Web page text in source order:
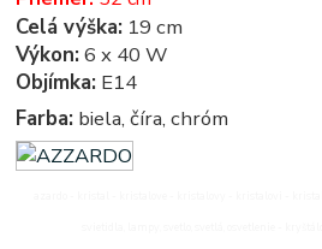
Celá výška: 19 cm
Výkon: 6 x 40 W
Objímka: E14
Farba: biela, číra, chróm